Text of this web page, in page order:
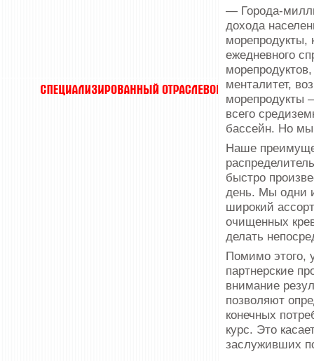
— Города-
дохода
морепродукты,
ежедневного
менталитет,
морепродукты
всего
бассейн. Но мы
Наше
быстро
день. Мы одни
широкий
очищенных
делать
Помимо этого,
партнерские
внимание
позволяют
конечных
курс. Это
заслуживших